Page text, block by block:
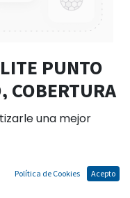
PUNTO
COBERTURA
2.4 Y 5GHZ
una mejor
Política de Cookies Acepto